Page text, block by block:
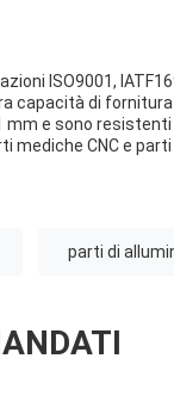
ISO9001,
capacità di
mm e sono
mediche CNC e parti
parti di